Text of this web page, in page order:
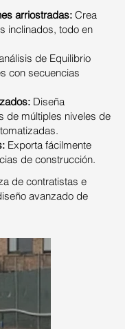
arriostradas: Crea
inclinados, todo en
de Equilibrio
con secuencias
Diseña
de múltiples niveles de
Exporta fácilmente
de construcción.
de contratistas e
avanzado de